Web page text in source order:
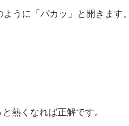
うに「パカッ」と開きます。
熱くなれば正解です。